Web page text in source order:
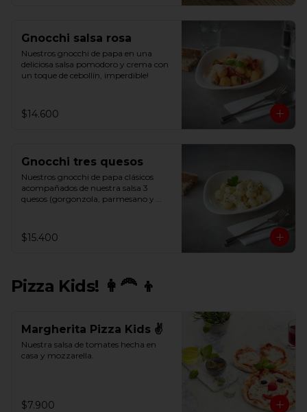
Gnocchi salsa rosa
Nuestros gnocchi de papa en una
deliciosa salsa pomodoro y crema con
un toque de cebollín, imperdible!
$14.600
Gnocchi tres quesos
Nuestros gnocchi de papa clásicos
acompañados de nuestra salsa 3
quesos (gorgonzola, parmesano y
$15.400
Pizza Kids! 👩‍🦰 👦
Margherita Pizza Kids ✌
Nuestra salsa de tomates hecha en
casa y mozzarella.
$7.900